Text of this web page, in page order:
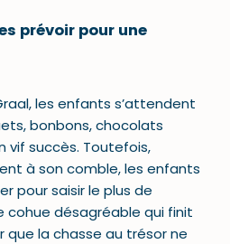
prévoir pour une
les enfants s’attendent
bonbons, chocolats
vif succès. Toutefois,
à son comble, les enfants
pour saisir le plus de
cohue désagréable qui finit
que la chasse au trésor ne